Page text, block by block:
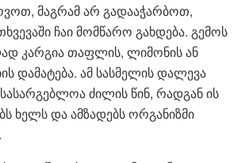
მაგრამ არ გადააჭარბოთ,
ჩაი მომწარო გახდება. გემოს
კარგია თაფლის, ლიმონის ან
დამატება. ამ სასმელის დალევა
ძილის წინ, რადგან ის
ხელს და ამზადებს ორგანიზმი